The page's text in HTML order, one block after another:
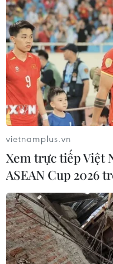
Dự án cao tốc
Bộ Xây dựng
độ cao tốc Cam
Đồng Tháp: Cao
phấn đấu về
KẾT LUẬN SỐ 18-
ƯƠNG 2 BCH TW
Xây dựng và
gia biển mạnh
Sáu chuyển đổi
có vốn đầu tư
vietnamplus.vn
Xem trực tiếp Việt
ASEAN Cup 2026